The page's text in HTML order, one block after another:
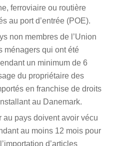
ferroviaire ou routière
au port d’entrée (POE).
non membres de l’Union
ménagers qui ont été
un minimum de 6
du propriétaire des
en franchise de droits
au Danemark.
au pays doivent avoir vécu
au moins 12 mois pour
d’articles